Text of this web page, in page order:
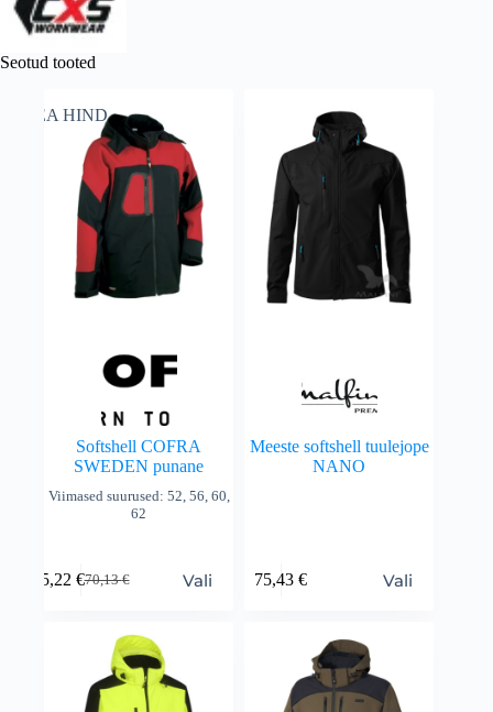
Seotud tooted
HEA HIND
Softshell COFRA
SWEDEN punane
Viimased suurused: 52, 56, 60,
62
70,13€
45,22 € Vali
Meeste softshell tuulejope
NANO
75,43€ Vali